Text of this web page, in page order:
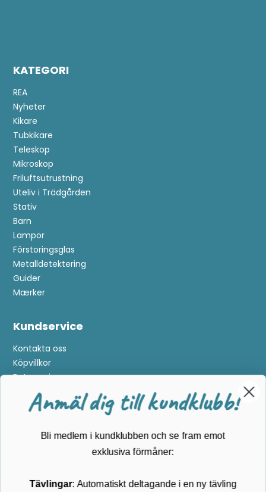
KATEGORI
REA
Nyheter
Kikare
Tubkikare
Teleskop
Mikroskop
Friluftsutrustning
Uteliv i Trädgården
Stativ
Barn
Lampor
Förstoringsglas
Metalldetektering
Guider
Mærker
Kundservice
Kontakta oss
Köpvillkor
Returnering
Cookies
Om Kikkertland
Prenumerera på vårt nyhetsbrev
Anmäl dig till kundklubb!
Bli medlem i kundklubben och se fram emot
Tävlingar: Automatiskt deltagande i en ny tävling
Nyheter: Du är den första som får information om